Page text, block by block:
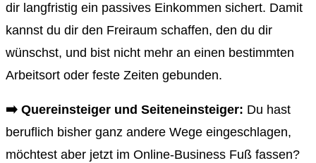
dir langfristig ein passives Einkommen sichert. Damit
kannst du dir den Freiraum schaffen, den du dir
wünschst, und bist nicht mehr an einen bestimmten
Arbeitsort oder feste Zeiten gebunden.
➡️ Quereinsteiger und Seiteneinsteiger: Du hast
beruflich bisher ganz andere Wege eingeschlagen,
möchtest aber jetzt im Online-Business Fuß fassen?